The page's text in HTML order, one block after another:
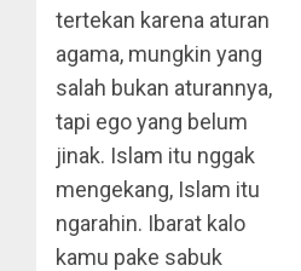
tertekan karena aturan
agama, mungkin yang
salah bukan aturannya,
tapi ego yang belum
jinak. Islam itu nggak
mengekang, Islam itu
ngarahin. Ibarat kalo
kamu pake sabuk